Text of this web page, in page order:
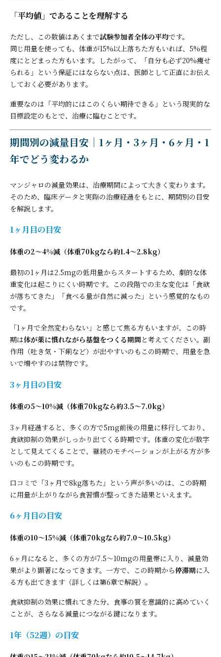
「平均値」であることを理解する
ただし、この数値はあくまで試験参加者全体の平均です。
同じ用量を使っても、体重が15%以上落ちた方もいれば、5%程
度にとどまった方もいます。したがって、「自分も必ず20%痩せ
られる」という保証にはならない点は、医師として正直にお伝え
しておく必要があります。
重要なのは「平均的にはこのくらい期待できる」という現実的な
目標設定のもとで、治療に臨むことです。
期間別の減量目安｜1ヶ月・3ヶ月・6ヶ月・1
年でどう変わるか
マンジャロの減量効果は、治療期間によって大きく変わります。
そのため、臨床データと実際の治療経過をもとに、期間別の目安
を解説します。
1ヶ月目の目安
体重の2〜4%減（体重70kgなら約1.4〜2.8kg）
最初の1ヶ月は2.5mgの低用量からスタートするため、劇的な体
重変化は起こりにくい時期です。この段階での主な変化は「食欲
が落ちてきた」「食べる量が自然に減った」という感覚的なもの
です。
「1ヶ月で全然変わらない」と感じて焦る方もいますが、この時
期は体が薬に慣れながら基盤をつくる期間と考えてください。副
作用（吐き気・下痢など）が出やすいのもこの時期で、用量を急
いで増やすのは禁物です。
3ヶ月目の目安
体重の5〜10%減（体重70kgなら約3.5〜7.0kg）
3ヶ月経過すると、多くの方で5mg前後の用量に移行しており、
食欲抑制の効果がしっかり出てくる時期です。体重の変化が数字
として見えてくることで、継続のモチベーションが上がる方が多
いのもこの時期です。
口コミで「3ヶ月で8kg落ちた」という声が多いのは、この時期
に用量が上がりながら食習慣が整ってきた結果といえます。
6ヶ月目の目安
体重の10〜15%減（体重70kgなら約7.0〜10.5kg）
6ヶ月になると、多くの方が7.5〜10mgの用量帯に入り、減量効
果がより顕著になってきます。一方で、この時期から停滞期に入
る方も出てきます（詳しくは第6章で解説）。
食欲抑制の効果に慣れてきた分、食事の質を意識的に高めていく
ことが、さらなる減量につながる鍵になります。
1年（52週）の目安